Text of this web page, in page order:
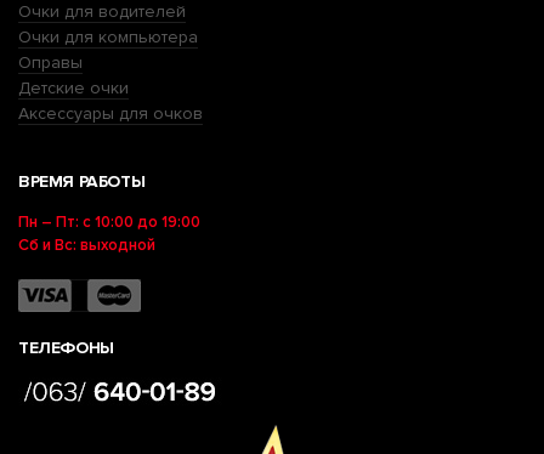
Очки для водителей
Очки для компьютера
Оправы
Детские очки
Аксессуары для очков
ВРЕМЯ РАБОТЫ
Пн – Пт: с 10:00 до 19:00
Сб и Вс: выходной
ТЕЛЕФОНЫ